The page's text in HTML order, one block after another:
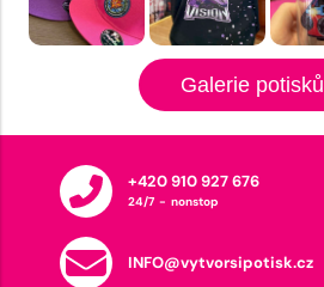
Galerie potisků
+420 910 927 676
24/7 - nonstop
INFO@vytvorsipotisk.cz